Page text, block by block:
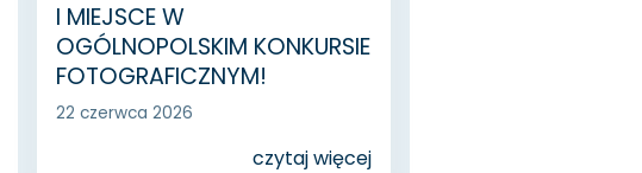
I MIEJSCE W
OGÓLNOPOLSKIM KONKURSIE
FOTOGRAFICZNYM!
22 czerwca 2026
czytaj więcej